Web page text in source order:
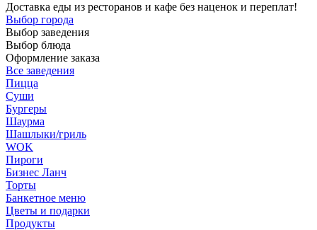
Доставка еды из ресторанов и кафе без наценок и переплат!
Выбор города
Выбор заведения
Выбор блюда
Оформление заказа
Все заведения
Пицца
Суши
Бургеры
Шаурма
Шашлыки/гриль
WOK
Пироги
Бизнес Ланч
Торты
Банкетное меню
Цветы и подарки
Продукты